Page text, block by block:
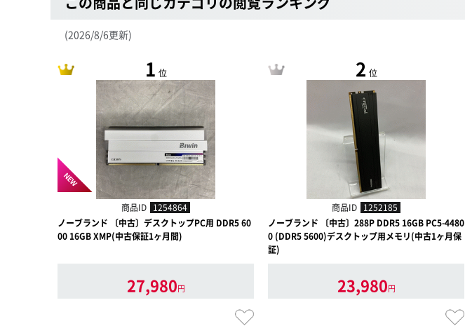
(2026/8/6更新)
1 位
NEW
商品ID 1254864
ノーブランド 〔中古〕デスクトップPC用 DDR5 60
00 16GB XMP(中古保証1ヶ月間)
27,980円
2 位
商品ID 1252185
ノーブランド 〔中古〕288P DDR5 16GB PC5-4480
0 (DDR5 5600)デスクトップ用メモリ(中古1ヶ月保
証)
23,980円